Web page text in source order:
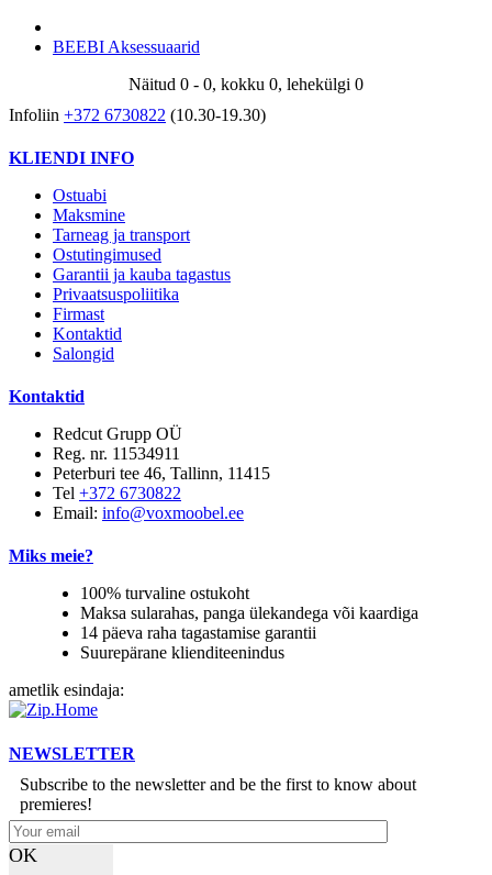
BEEBI Aksessuaarid
Näitud 0 - 0, kokku 0, lehekülgi 0
Infoliin +372 6730822 (10.30-19.30)
KLIENDI INFO
Ostuabi
Maksmine
Tarneag ja transport
Ostutingimused
Garantii ja kauba tagastus
Privaatsuspoliitika
Firmast
Kontaktid
Salongid
Kontaktid
Redcut Grupp OÜ
Reg. nr. 11534911
Peterburi tee 46, Tallinn, 11415
Tel +372 6730822
Email: info@voxmoobel.ee
Miks meie?
100% turvaline ostukoht
Maksa sularahas, panga ülekandega või kaardiga
14 päeva raha tagastamise garantii
Suurepärane klienditeenindus
ametlik esindaja:
NEWSLETTER
Subscribe to the newsletter and be the first to know about
premieres!
OK